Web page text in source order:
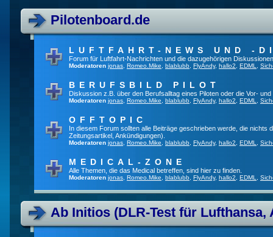
Pilotenboard.de
LUFTFAHRT-NEWS UND -
Forum für Luftfahrt-Nachrichten und die dazugehörigen
Moderatoren jonas Romeo.Mike blablubb FlyAndy, hallo2 EDML
BERUFSBILD PILOT
Diskussion z.B. über den Berufsalltag eines Piloten oder die Vor-
Moderatoren jonas Romeo.Mike blablubb FlyAndy, hallo2 EDML
OFFTOPIC
In diesem Forum sollten alle Beiträge geschrieben werde, die
Zeitungsartikel, Ankündigungen).
Moderatoren jonas Romeo.Mike blablubb FlyAndy, hallo2 EDML
MEDICAL-ZONE
Alle Themen, die das Medical betreffen, sind hier zu finden.
Moderatoren jonas Romeo.Mike blablubb FlyAndy, hallo2 EDML
Ab Initios (DLR-Test für Lufthansa,